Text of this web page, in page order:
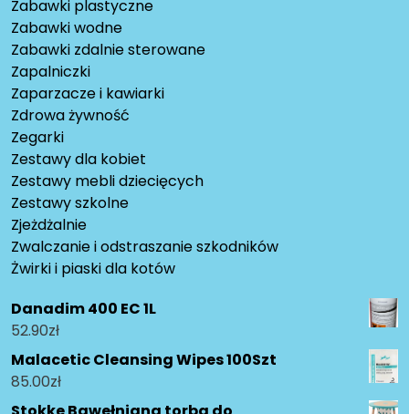
Zabawki plastyczne
Zabawki wodne
Zabawki zdalnie sterowane
Zapalniczki
Zaparzacze i kawiarki
Zdrowa żywność
Zegarki
Zestawy dla kobiet
Zestawy mebli dziecięcych
Zestawy szkolne
Zjeżdżalnie
Zwalczanie i odstraszanie szkodników
Żwirki i piaski dla kotów
Danadim 400 EC 1L
52.90zł
Malacetic Cleansing Wipes 100Szt
85.00zł